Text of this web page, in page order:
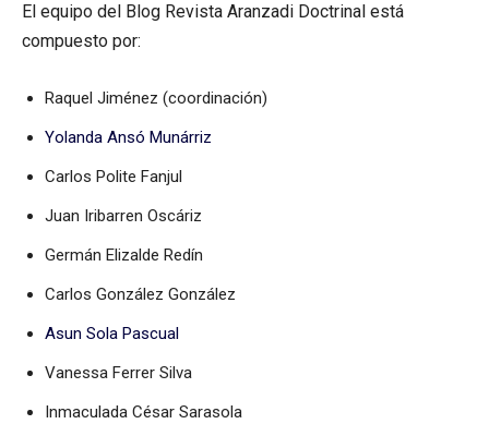
El equipo del Blog Revista Aranzadi Doctrinal está
compuesto por:
Raquel Jiménez (coordinación)
Yolanda Ansó Munárriz
Carlos Polite Fanjul
Juan Iribarren Oscáriz
Germán Elizalde Redín
Carlos González González
Asun Sola Pascual
Vanessa Ferrer Silva
Inmaculada César Sarasola